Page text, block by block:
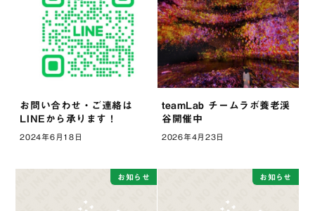
お問い合わせ・ご連絡は
LINEから承ります！
2024年6月18日
teamLab チームラボ養老渓
谷開催中
2026年4月23日
お知らせ お知らせ